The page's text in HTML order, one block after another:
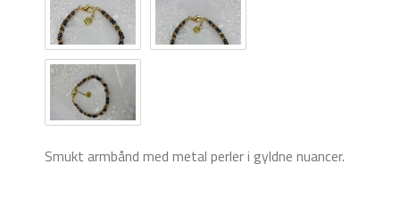
Smukt armbånd med metal perler i gyldne nuancer.